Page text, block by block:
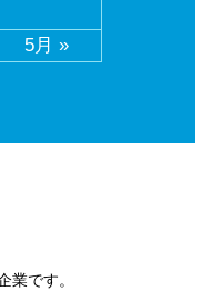
5月 »
業です。